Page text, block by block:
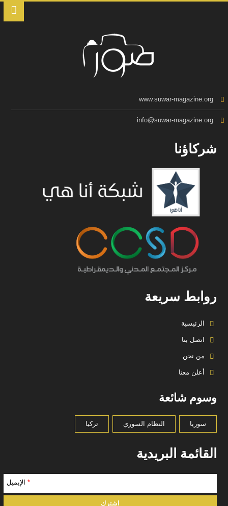
www.suwar-magazine.org
info@suwar-magazine.org
شركاؤنا
روابط سريعة
الرئيسية
اتصل بنا
من نحن
أعلن معنا
وسوم شائعة
سوريا النظام السوري تركيا
القائمة البريدية
* الإيميل